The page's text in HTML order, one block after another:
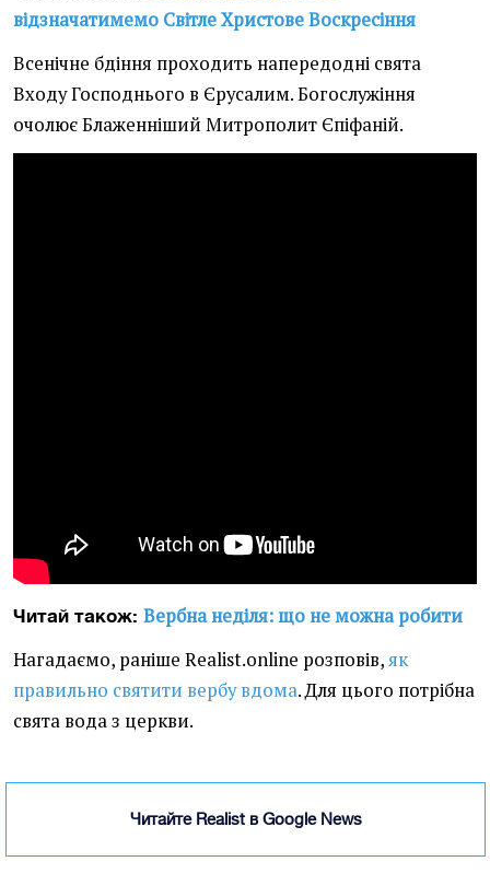
відзначатимемо Світле Христове Воскресіння
Всенічне бдіння проходить напередодні свята
Входу Господнього в Єрусалим. Богослужіння
очолює Блаженніший Митрополит Єпіфаній.
Читай також: Вербна неділя: що не можна робити
Нагадаємо, раніше Realist.online розповів,як
правильно святити вербу вдома.Для цього потрібна
свята вода з церкви.
Читайте Realist в Google News